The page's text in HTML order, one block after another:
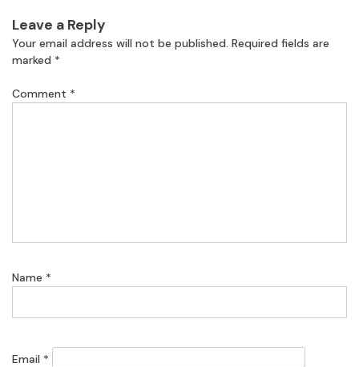
Leave a Reply
Your email address will not be published. Required fields are
marked *
Comment *
Name *
Email *